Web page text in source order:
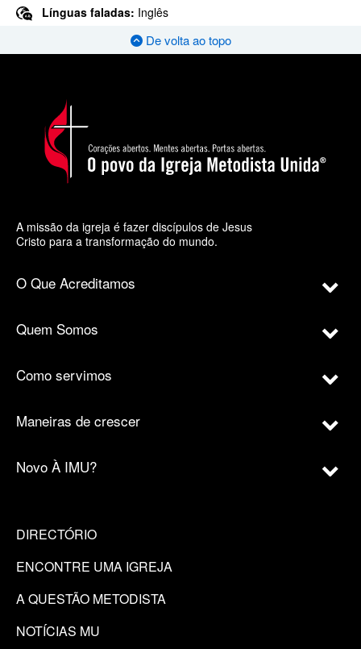
Línguas faladas: Inglês
De volta ao topo
A missão da igreja é fazer discípulos de Jesus
Cristo para a transformação do mundo.
O Que Acreditamos
Quem Somos
Como servimos
Maneiras de crescer
Novo À IMU?
DIRECTÓRIO
ENCONTRE UMA IGREJA
A QUESTÃO METODISTA
NOTÍCIAS MU